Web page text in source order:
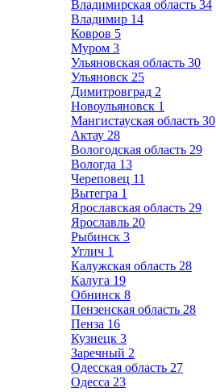
Владимирская область 34
Владимир 14
Ковров 5
Муром 3
Ульяновская область 30
Ульяновск 25
Димитровград 2
Новоульяновск 1
Мангистауская область 30
Актау 28
Вологодская область 29
Вологда 13
Череповец 11
Вытегра 1
Ярославская область 29
Ярославль 20
Рыбинск 3
Углич 1
Калужская область 28
Калуга 19
Обнинск 8
Пензенская область 28
Пенза 16
Кузнецк 3
Заречный 2
Одесская область 27
Одесса 23